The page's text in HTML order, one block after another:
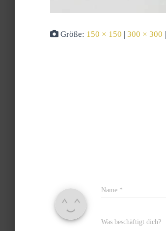
Größe: 150 × 150 | 300 × 300 |
Name *
Was beschäftigt dich?